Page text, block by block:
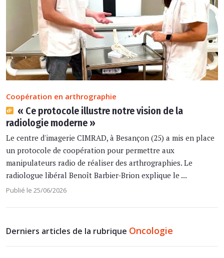
Coopération en arthrographie
« Ce protocole illustre notre vision de la
radiologie moderne »
Le centre d'imagerie CIMRAD, à Besançon (25) a mis en place
un protocole de coopération pour permettre aux
manipulateurs radio de réaliser des arthrographies. Le
radiologue libéral Benoît Barbier-Brion explique le ...
Publié le 25/06/2026
Derniers articles de la rubrique Oncologie